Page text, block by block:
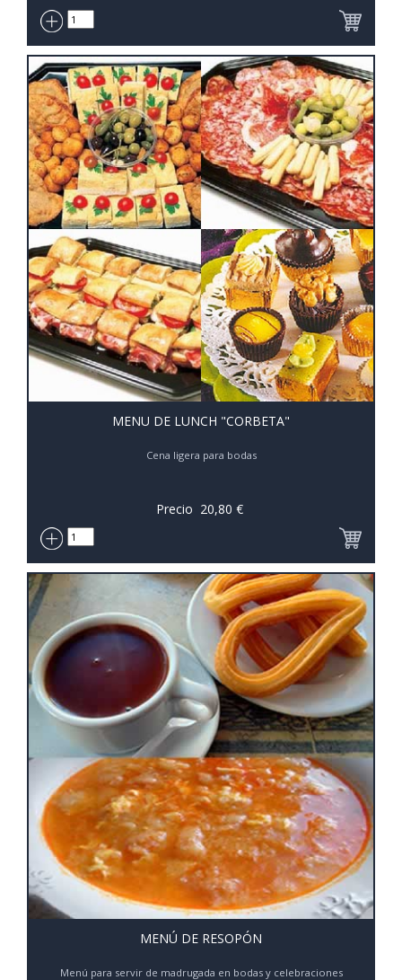
MENU DE LUNCH "CORBETA"
Cena ligera para bodas
Precio 20,80 €
MENÚ DE RESOPÓN
Menú para servir de madrugada en bodas y celebraciones